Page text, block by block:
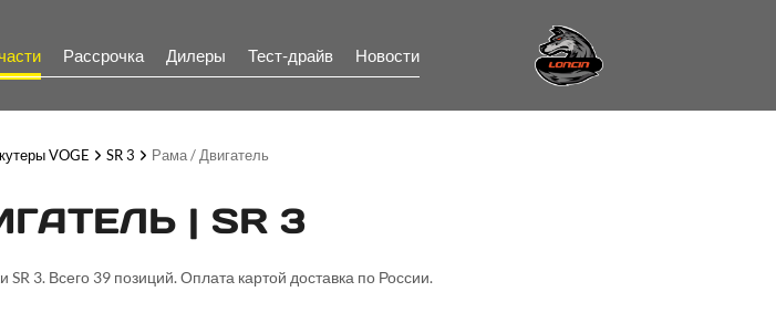
Рассрочка Дилеры Тест-драйв Новости
VOGE SR 3 Рама / Двигатель
| SR 3
3. Всего 39 позиций. Оплата картой доставка по России.